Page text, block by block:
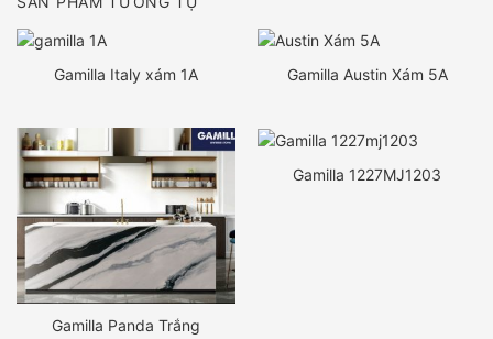
Gamilla Italy xám 1A Gamilla Austin Xám 5A
Gamilla Panda Trắng
Gamilla 1227MJ1203